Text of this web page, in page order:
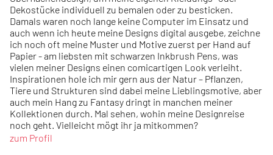
Dekostücke individuell zu bemalen oder zu besticken.
Damals waren noch lange keine Computer im Einsatz und
auch wenn ich heute meine Designs digital ausgebe, zeichne
ich noch oft meine Muster und Motive zuerst per Hand auf
Papier - am liebsten mit schwarzen Inkbrush Pens, was
vielen meiner Designs einen comicartigen Look verleiht.
Inspirationen hole ich mir gern aus der Natur – Pflanzen,
Tiere und Strukturen sind dabei meine Lieblingsmotive, aber
auch mein Hang zu Fantasy dringt in manchen meiner
Kollektionen durch. Mal sehen, wohin meine Designreise
noch geht. Vielleicht mögt ihr ja mitkommen?
zum Profil